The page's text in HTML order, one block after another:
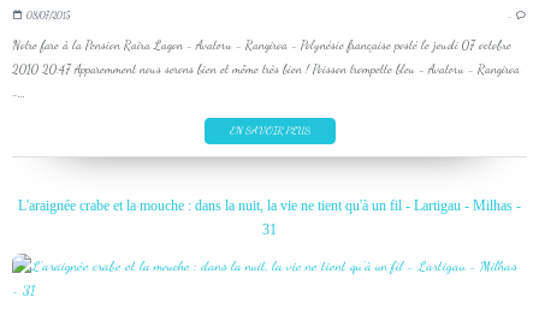
08/07/2015 …
Notre fare à la Pension Raïra Lagon - Avatoru - Rangiroa - Polynésie française posté le jeudi 07 octobre
2010 20:47 Apparemment nous serons bien et même très bien ! Poisson trompette bleu - Avatoru - Rangiroa
-...
EN SAVOIR PLUS
L'araignée crabe et la mouche : dans la nuit, la vie ne tient qu'à un fil - Lartigau - Milhas -
31